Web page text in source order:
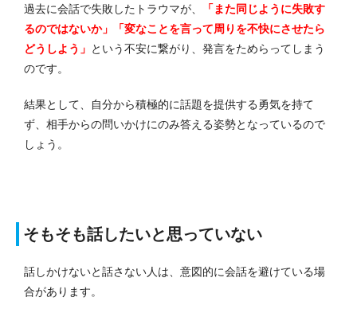
過去に会話で失敗したトラウマが、
「また同じように失敗す
るのではないか」「変なことを言って周りを不快にさせたら
どうしよう」 という不安に繋がり、発言をためらってしまう
のです。
結果として、自分から積極的に話題を提供する勇気を持て
ず、相手からの問いかけにのみ答える姿勢となっているので
しょう。
そもそも話したいと思っていない
話しかけないと話さない人は、意図的に会話を避けている場
合があります。